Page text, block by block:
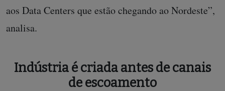
aos Data Centers que estão chegando ao Nordeste”,
analisa.
Indústria é criada antes de canais
de escoamento